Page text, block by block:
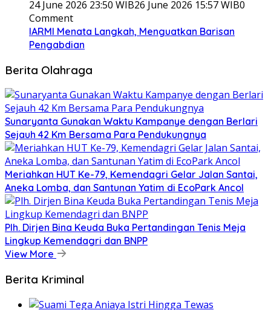
24 June 2026 23:50 WIB26 June 2026 15:57 WIB0
Comment
IARMI Menata Langkah, Menguatkan Barisan
Pengabdian
Berita Olahraga
Sunaryanta Gunakan Waktu Kampanye dengan Berlari
Sejauh 42 Km Bersama Para Pendukungnya
Meriahkan HUT Ke-79, Kemendagri Gelar Jalan Santai,
Aneka Lomba, dan Santunan Yatim di EcoPark Ancol
Plh. Dirjen Bina Keuda Buka Pertandingan Tenis Meja
Lingkup Kemendagri dan BNPP
View More
Berita Kriminal